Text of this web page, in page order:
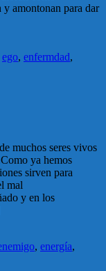
y amontonan para dar
ego, enfermdad,
muchos seres vivos
ya hemos
sirven para
mal
y en los
, energía,